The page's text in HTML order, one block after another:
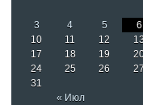
« Июл
3
4 5 6
10
11 12 13
17
18 19
24
25 26 27
31